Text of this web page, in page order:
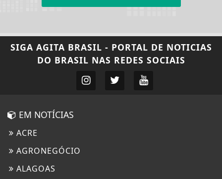
SIGA AGITA BRASIL - PORTAL DE NOTICIAS
DO BRASIL NAS REDES SOCIAIS
EM NOTÍCIAS
ACRE
AGRONEGÓCIO
ALAGOAS